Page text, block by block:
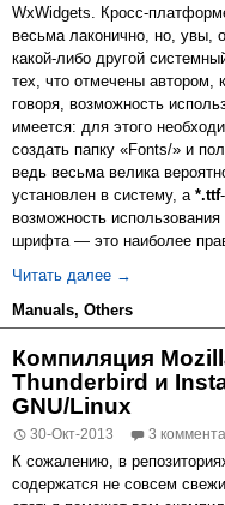
WxWidgets. Кросс-
весьма лаконично, но, увы,
какой-либо другой
тех, что отмечены автором,
говоря, возможность
имеется: для этого
создать папку «Fonts/» и
ведь весьма велика
установлен в систему, а *.ttf
возможность
шрифта — это наиболее
Читать далее
Расширение
→
Manuals, Others
Компиляция
Thunderbird и
GNU/Linux
30-Окт-2013 3
К сожалению, в
содержатся не совсем